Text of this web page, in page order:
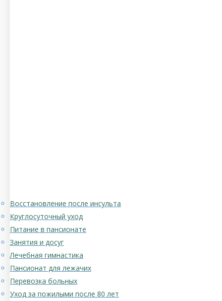
Восстановление после инсульта
Круглосуточный уход
Питание в пансионате
Занятия и досуг
Лечебная гимнастика
Пансионат для лежачих
Перевозка больных
Уход за пожилыми после 80 лет